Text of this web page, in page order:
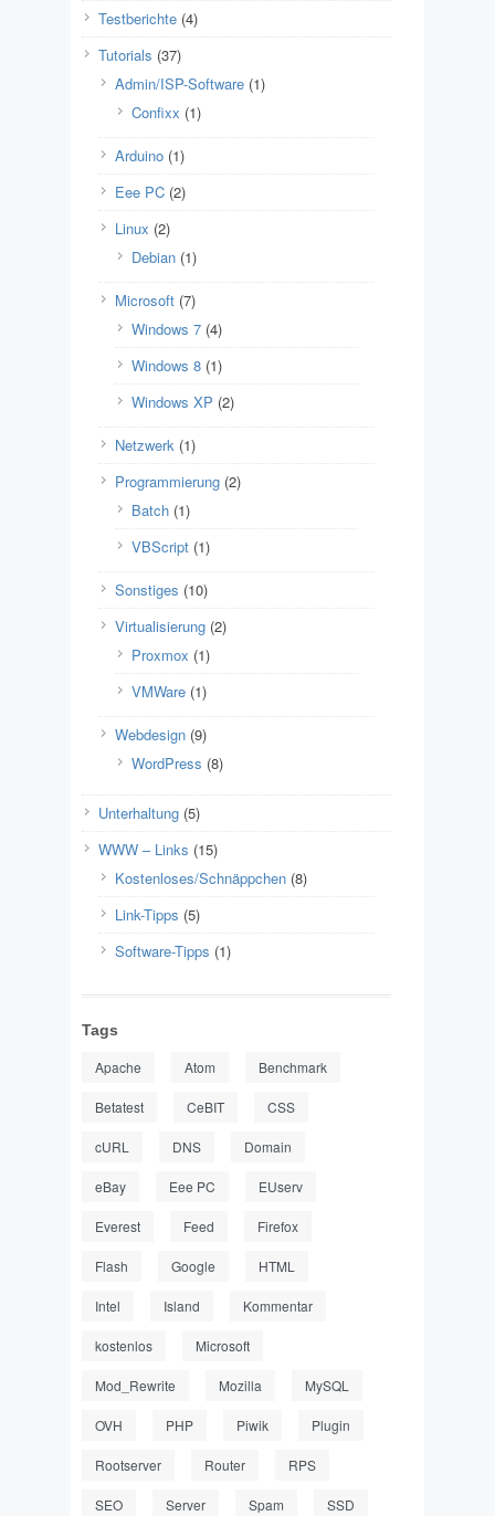
Testberichte (4)
Tutorials (37)
Admin/ISP-Software (1)
Confixx (1)
Arduino (1)
Eee PC (2)
Linux (2)
Debian (1)
Microsoft (7)
Windows 7 (4)
Windows 8 (1)
Windows XP (2)
Netzwerk (1)
Programmierung (2)
Batch (1)
VBScript (1)
Sonstiges (10)
Virtualisierung (2)
Proxmox (1)
VMWare (1)
Webdesign (9)
WordPress (8)
Unterhaltung (5)
WWW – Links (15)
Kostenloses/Schnäppchen (8)
Link-Tipps (5)
Software-Tipps (1)
Tags
Apache Atom Benchmark
Betatest CeBIT CSS
cURL DNS Domain
eBay Eee PC EUserv
Everest Feed Firefox
Flash Google HTML
Intel Island Kommentar
kostenlos Microsoft
Mod_Rewrite Mozilla MySQL
OVH PHP Piwik Plugin
Rootserver Router RPS
SEO Server Spam SSD